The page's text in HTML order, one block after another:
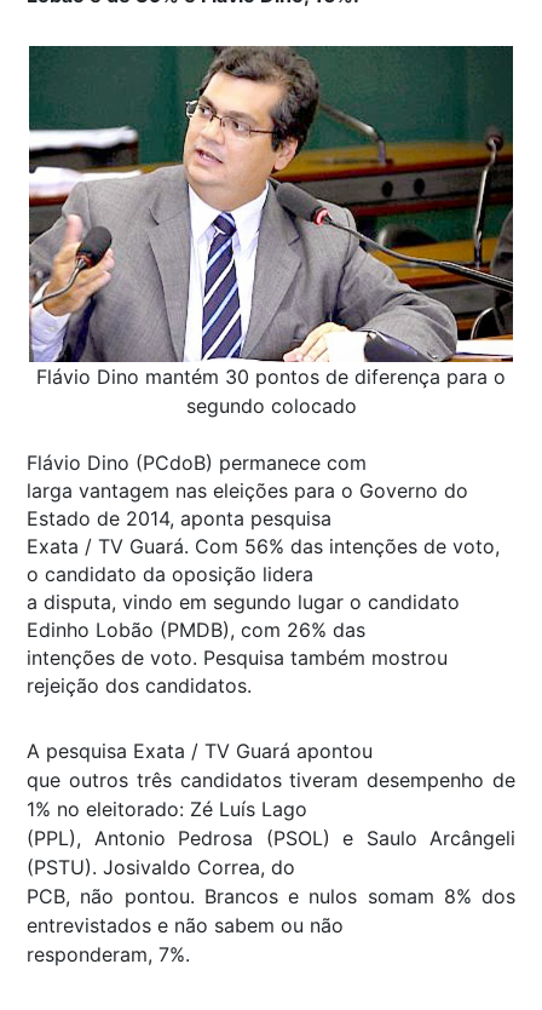
Flávio Dino mantém 30 pontos de diferença para o
segundo colocado
Flávio Dino (PCdoB) permanece com
larga vantagem nas eleições para o Governo do
Estado de 2014, aponta pesquisa
Exata / TV Guará. Com 56% das intenções de voto,
o candidato da oposição lidera
a disputa, vindo em segundo lugar o candidato
Edinho Lobão (PMDB), com 26% das
intenções de voto. Pesquisa também mostrou
rejeição dos candidatos.
A pesquisa Exata / TV Guará apontou
que outros três candidatos tiveram desempenho de
1% no eleitorado: Zé Luís Lago
(PPL), Antonio Pedrosa (PSOL) e Saulo Arcângeli
(PSTU). Josivaldo Correa, do
PCB, não pontou. Brancos e nulos somam 8% dos
entrevistados e não sabem ou não
responderam, 7%.